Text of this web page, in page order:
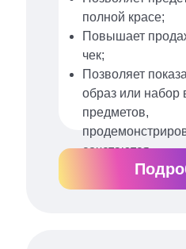
полной красе;
Повышает
чек;
Позволяет
образ или набор
предметов,
сочетаются.